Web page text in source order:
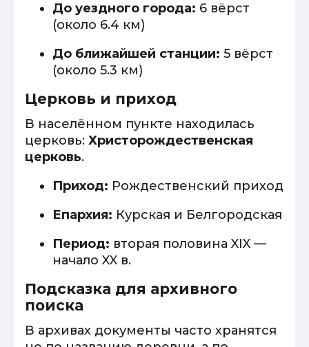
До уездного города: 6 вёрст
(около 6.4 км)
До ближайшей станции: 5 вёрст
(около 5.3 км)
Церковь и приход
В населённом пункте находилась
церковь: Христорождественская
церковь.
Приход: Рождественский приход
Епархия: Курская и Белгородская
Период: вторая половина XIX —
начало XX в.
Подсказка для архивного
поиска
В архивах документы часто хранятся